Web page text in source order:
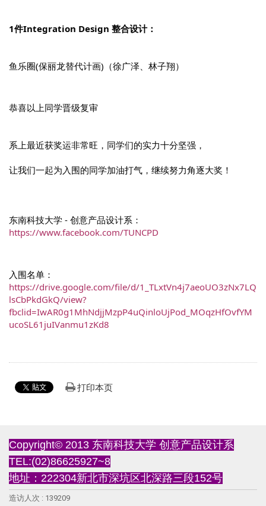
1件Integration Design 整合设计：
鱼乐圈(保丽龙替代计画)（徐广泽、林子翔）
恭喜以上同学晋级复审
系上最近获奖运非常旺，同学们的实力十分坚强，
让我们一起为入围的同学加油打气，继续努力角逐大奖！
东南科技大学 - 创意产品设计系：
https://www.facebook.com/TUNCPD
入围名单：
https://drive.google.com/file/d/1_TLxtVn4j7aeoUO3zNx7LQ
lsCbPkdGkQ/view?
fbclid=IwAR0g1MhNdjjMzpP4uQinloUjPod_MOqzHfOvfYM
ucoSL61juIVanmu1zKd8
打印本页
Copyright© 2013 东南科技大学 创意产品设计系
TEL:(02)86625927~8
地址：222304新北市深坑区北深路三段152号
造访人次 : 139209